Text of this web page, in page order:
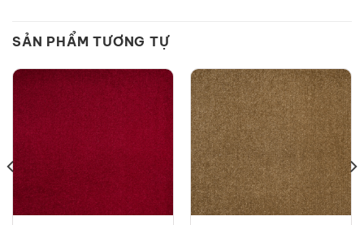
SẢN PHẨM TƯƠNG TỰ